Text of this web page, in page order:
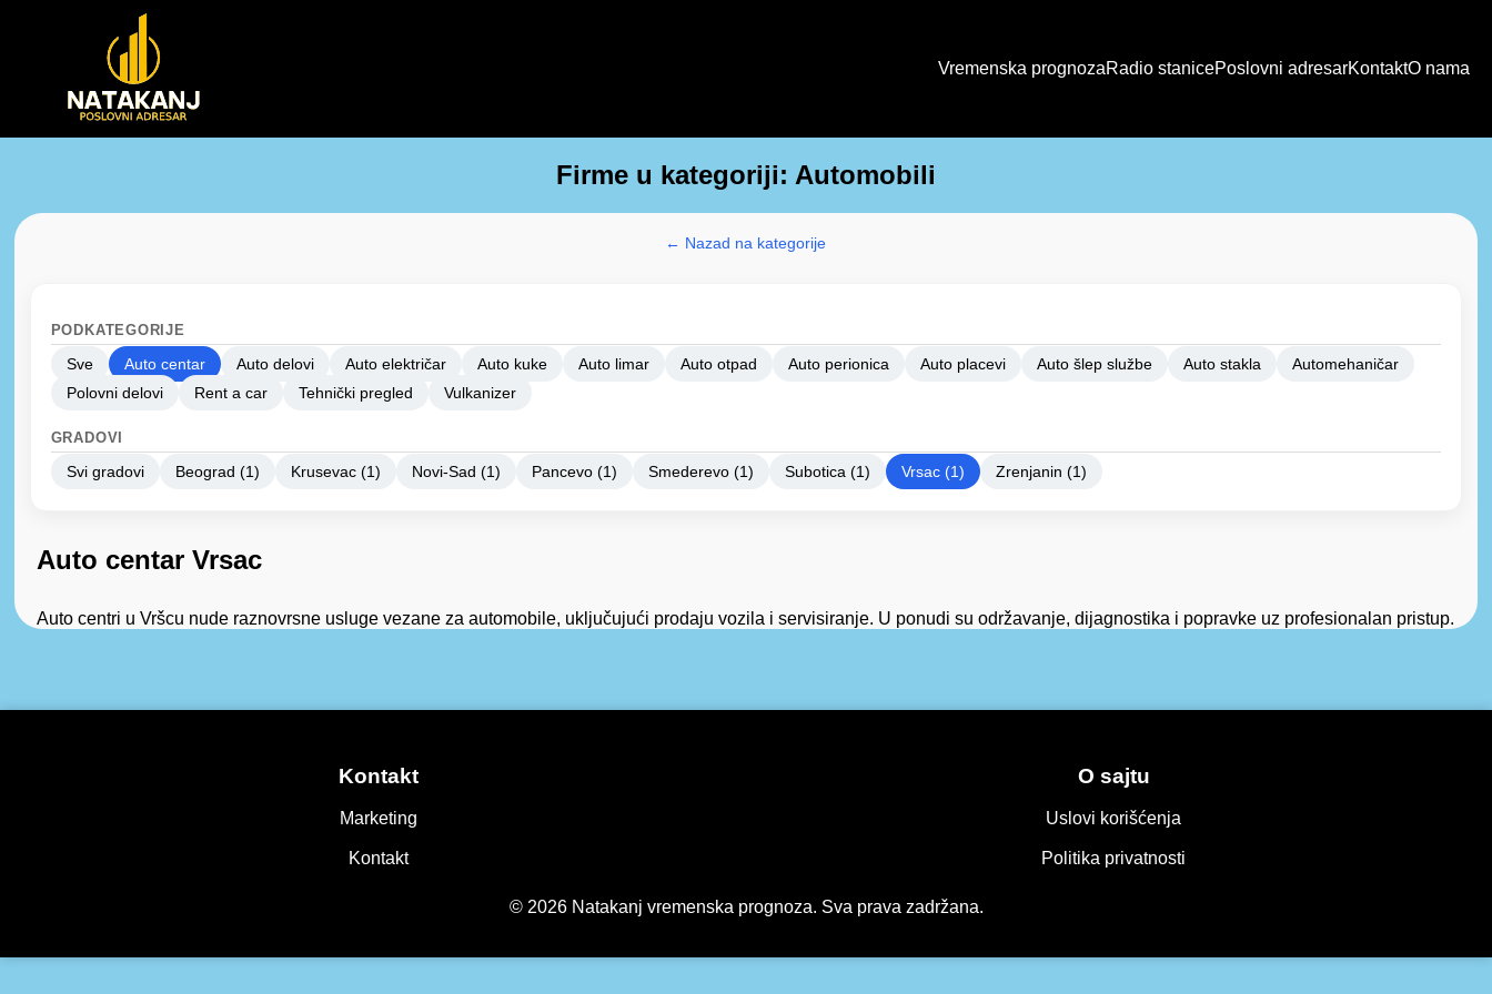
Vremenska prognozaRadio stanicePoslovni adresarKontaktO nama
Firme u kategoriji: Automobili
← Nazad na kategorije
PODKATEGORIJE
Sve Auto centar Auto delovi Auto električar Auto kuke Auto limar Auto otpad Auto perionica Auto placevi Auto šlep službe Auto stakla
Automehaničar
Polovni delovi
Rent a car Tehnički pregled Vulkanizer
GRADOVI
Svi gradovi Beograd (1) Krusevac (1) Novi-Sad (1) Pancevo (1) Smederevo (1) Subotica (1) Vrsac (1) Zrenjanin (1)
Auto centar Vrsac
Auto centri u Vršcu nude raznovrsne usluge vezane za automobile, uključujući prodaju vozila i servisiranje. U ponudi su održavanje, dijagnostika i popravke uz profesionalan pristup.
Kontakt
Marketing
Kontakt
O sajtu
Uslovi korišćenja
Politika privatnosti
© 2026 Natakanj vremenska prognoza. Sva prava zadržana.